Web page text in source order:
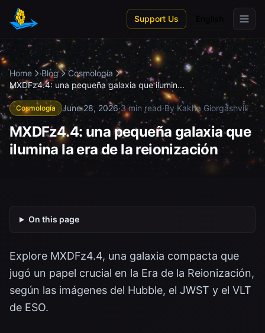
Skip to main content
Support Us
Home Blog
Cosmología
MXDFz4.4: una pequeña galaxia que ilumin...
Cosmología June 28, 2026·3 min read·By Kakha Giorgashvili
MXDFz4.4: una pequeña galaxia que
ilumina la era de la reionización
On this page
Explore MXDFz4.4, una galaxia compacta que
jugó un papel crucial en la Era de la Reionización,
según las imágenes del Hubble, el JWST y el VLT
de ESO.